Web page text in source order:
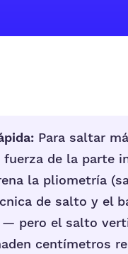
Para saltar
de la parte
la pliometría
de salto y el
— pero el salto
centímetros